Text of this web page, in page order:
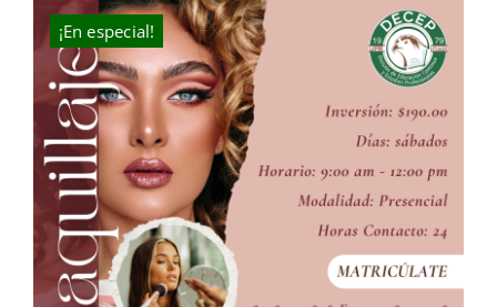
$324.00.
$268.00.
¡En especial!